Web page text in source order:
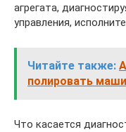
агрегата,
управления,
Читайте также:
полировать
Что касается